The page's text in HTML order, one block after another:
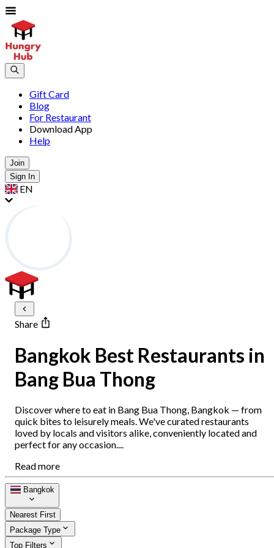
Gift Card
Blog
For Restaurant
Download App
Help
Join
Sign In
EN
Share
Bangkok Best Restaurants in
Bang Bua Thong
Discover where to eat in Bang Bua Thong, Bangkok — from
quick bites to leisurely meals. We've curated restaurants
loved by locals and visitors alike, conveniently located and
perfect for any occasion....
Read more
Bangkok
Nearest First
Package Type
Top Filters